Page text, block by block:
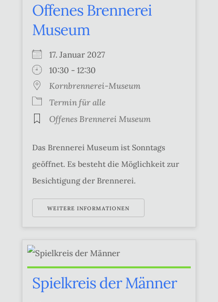
Offenes Brennerei
Museum
17. Januar 2027
10:30 - 12:30
Kornbrennerei-Museum
Termin für alle
Offenes Brennerei Museum
Das Brennerei Museum ist Sonntags
geöffnet. Es besteht die Möglichkeit zur
Besichtigung der Brennerei.
WEITERE INFORMATIONEN
Spielkreis der Männer